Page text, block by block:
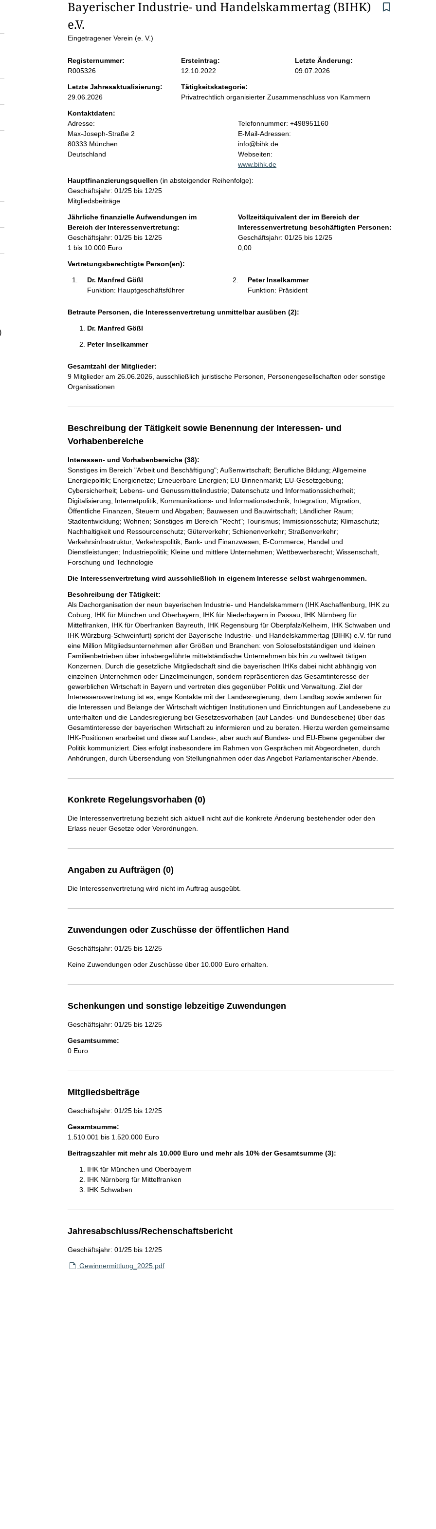
S
e
i
t
e
n
i
n
h
a
l
t
Bayerischer Industrie- und Handelskammertag (BIHK)
e.V.
Eingetragener Verein (e. V.)
Registernummer:
R005326
Ersteintrag:
12.10.2022
Letzte Änderung:
09.07.2026
Letzte Jahresaktualisierung:
29.06.2026
Tätigkeitskategorie:
Privatrechtlich organisierter Zusammenschluss von Kammern
Kontaktdaten:
Adresse:
Max-Joseph-Straße 2
80333 München
Deutschland
K
o
n
t
a
t
f
o
r
m
Telefonnummer: +498951160
E-Mail-Adressen:
info@bihk.de
Webseiten:
www.bihk.de
Hauptfinanzierungsquellen (in absteigender Reihenfolge):
Geschäftsjahr: 01/25 bis 12/25
Mitgliedsbeiträge
Jährliche finanzielle Aufwendungen im
Bereich der Interessenvertretung:
Geschäftsjahr: 01/25 bis 12/25
1 bis 10.000 Euro
Vollzeitäquivalent der im Bereich der
Interessenvertretung beschäftigten Personen:
Geschäftsjahr: 01/25 bis 12/25
0,00
Vertretungsberechtigte Person(en):
Dr. Manfred Gößl
Funktion: Hauptgeschäftsführer
Peter Inselkammer
Funktion: Präsident
Betraute Personen, die Interessenvertretung unmittelbar ausüben (2):
Dr. Manfred Gößl
Peter Inselkammer
Gesamtzahl der Mitglieder:
9 Mitglieder am 26.06.2026, ausschließlich juristische Personen, Personengesellschaften oder sonstige
Organisationen
Beschreibung der Tätigkeit sowie Benennung der Interessen- und
Vorhabenbereiche
Interessen- und Vorhabenbereiche (38):
Sonstiges im Bereich "Arbeit und Beschäftigung"; Außenwirtschaft; Berufliche Bildung; Allgemeine
Energiepolitik; Energienetze; Erneuerbare Energien; EU-Binnenmarkt; EU-Gesetzgebung;
Cybersicherheit; Lebens- und Genussmittelindustrie; Datenschutz und Informationssicherheit;
Digitalisierung; Internetpolitik; Kommunikations- und Informationstechnik; Integration; Migration;
Öffentliche Finanzen, Steuern und Abgaben; Bauwesen und Bauwirtschaft; Ländlicher Raum;
Stadtentwicklung; Wohnen; Sonstiges im Bereich "Recht"; Tourismus; Immissionsschutz; Klimaschutz;
Nachhaltigkeit und Ressourcenschutz; Güterverkehr; Schienenverkehr; Straßenverkehr;
Verkehrsinfrastruktur; Verkehrspolitik; Bank- und Finanzwesen; E-Commerce; Handel und
Dienstleistungen; Industriepolitik; Kleine und mittlere Unternehmen; Wettbewerbsrecht; Wissenschaft,
Forschung und Technologie
Die Interessenvertretung wird ausschließlich in eigenem Interesse selbst wahrgenommen.
Beschreibung der Tätigkeit:
Als Dachorganisation der neun bayerischen Industrie- und Handelskammern (IHK Aschaffenburg, IHK zu
Coburg, IHK für München und Oberbayern, IHK für Niederbayern in Passau, IHK Nürnberg für
Mittelfranken, IHK für Oberfranken Bayreuth, IHK Regensburg für Oberpfalz/Kelheim, IHK Schwaben und
IHK Würzburg-Schweinfurt) spricht der Bayerische Industrie- und Handelskammertag (BIHK) e.V. für rund
eine Million Mitgliedsunternehmen aller Größen und Branchen: von Soloselbstständigen und kleinen
Familienbetrieben über inhabergeführte mittelständische Unternehmen bis hin zu weltweit tätigen
Konzernen. Durch die gesetzliche Mitgliedschaft sind die bayerischen IHKs dabei nicht abhängig von
einzelnen Unternehmen oder Einzelmeinungen, sondern repräsentieren das Gesamtinteresse der
gewerblichen Wirtschaft in Bayern und vertreten dies gegenüber Politik und Verwaltung. Ziel der
Interessensvertretung ist es, enge Kontakte mit der Landesregierung, dem Landtag sowie anderen für
die Interessen und Belange der Wirtschaft wichtigen Institutionen und Einrichtungen auf Landesebene zu
unterhalten und die Landesregierung bei Gesetzesvorhaben (auf Landes- und Bundesebene) über das
Gesamtinteresse der bayerischen Wirtschaft zu informieren und zu beraten. Hierzu werden gemeinsame
IHK-Positionen erarbeitet und diese auf Landes-, aber auch auf Bundes- und EU-Ebene gegenüber der
Politik kommuniziert. Dies erfolgt insbesondere im Rahmen von Gesprächen mit Abgeordneten, durch
Anhörungen, durch Übersendung von Stellungnahmen oder das Angebot Parlamentarischer Abende.
Konkrete Regelungsvorhaben (0)
Die Interessenvertretung bezieht sich aktuell nicht auf die konkrete Änderung bestehender oder den
Erlass neuer Gesetze oder Verordnungen.
Angaben zu Aufträgen (0)
Die Interessenvertretung wird nicht im Auftrag ausgeübt.
Zuwendungen oder Zuschüsse der öffentlichen Hand
Geschäftsjahr: 01/25 bis 12/25
Keine Zuwendungen oder Zuschüsse über 10.000 Euro erhalten.
Schenkungen und sonstige lebzeitige Zuwendungen
Geschäftsjahr: 01/25 bis 12/25
Gesamtsumme:
0 Euro
Mitgliedsbeiträge
Geschäftsjahr: 01/25 bis 12/25
Gesamtsumme:
1.510.001 bis 1.520.000 Euro
Beitragszahler mit mehr als 10.000 Euro und mehr als 10% der Gesamtsumme (3):
IHK für München und Oberbayern
IHK Nürnberg für Mittelfranken
IHK Schwaben
Jahresabschluss/Rechenschaftsbericht
Geschäftsjahr: 01/25 bis 12/25
Gewinnermittlung_2025.pdf